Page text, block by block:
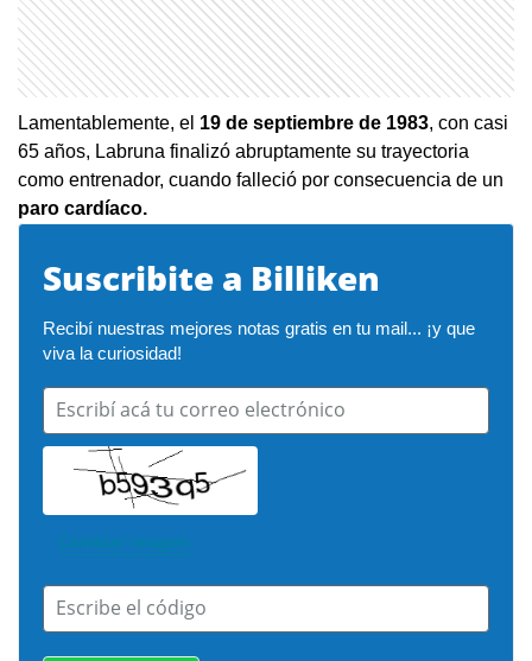
Lamentablemente, el 19 de septiembre de 1983, con casi
65 años, Labruna finalizó abruptamente su trayectoria
como entrenador, cuando falleció por consecuencia de un
paro cardíaco.
Suscribite a Billiken
Recibí nuestras mejores notas gratis en tu mail... ¡y que
viva la curiosidad!
Escribí acá tu correo electrónico
Cambiar imagen
Escribe el código